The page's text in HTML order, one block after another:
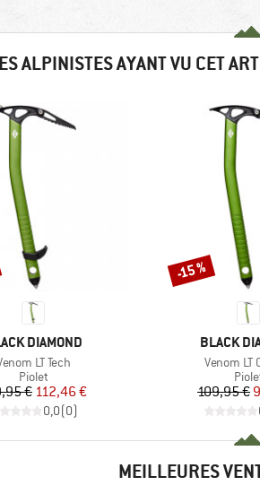
ALPINISTES AYANT VU CET
DIAMOND
LT Tech
Product group
Piolet
Prix
€Prix réduit
112,46 €
0,0(0)
MARQUE
BLACK
Article
Venom LT
109,95 €
Remise
-15 %
MEILLEURES